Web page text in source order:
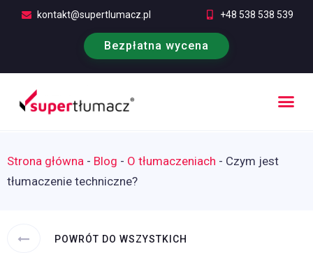
kontakt@supertlumacz.pl +48 538 538 539
Bezpłatna wycena
Strona główna - Blog - O tłumaczeniach - Czym jest
tłumaczenie techniczne?
POWRÓT DO WSZYSTKICH